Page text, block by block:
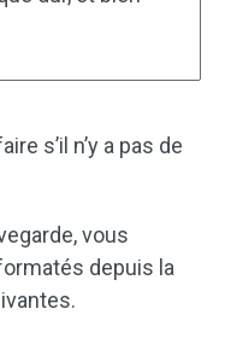
s’il n’y a pas de
vous
depuis la